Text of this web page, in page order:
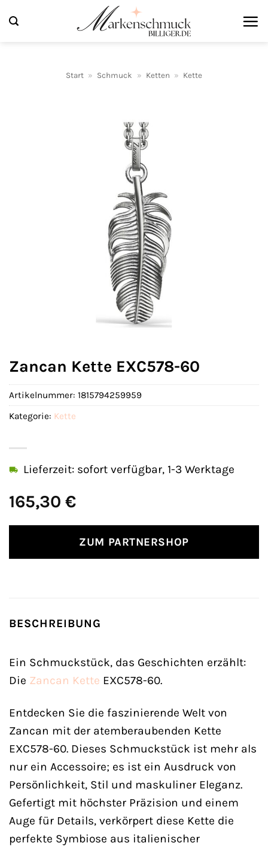
Inhalt
Start » Schmuck » Ketten » Kette
Zancan Kette EXC578-60
165,30 €
Lieferzeit: sofort verfügbar, 1-3 Werktage
ZUM PARTNERSHOP
Artikelnummer: 1815794259959
Kategorie: Kette
BESCHREIBUNG
Ein Schmuckstück, das Geschichten erzählt:
Die Zancan Kette EXC578-60.
Entdecken Sie die faszinierende Welt von
Zancan mit der atemberaubenden Kette
EXC578-60. Dieses Schmuckstück ist mehr als
nur ein Accessoire; es ist ein Ausdruck von
Persönlichkeit, Stil und maskuliner Eleganz.
Gefertigt mit höchster Präzision und einem
Auge für Details, verkörpert diese Kette die
perfekte Symbiose aus italienischer